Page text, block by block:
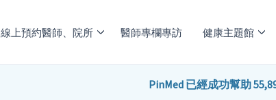
線上預約醫師、院所 醫師專欄專訪 健康主題館
PinMed 已經成功幫助